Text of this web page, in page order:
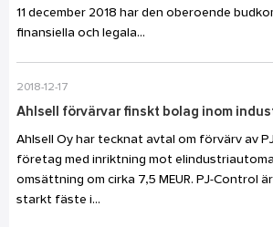
11 december 2018 har den oberoende
finansiella och legala...
2018-12-17
Ahlsell förvärvar finskt bolag inom
Ahlsell Oy har tecknat avtal om förvärv av
företag med inriktning mot
omsättning om cirka 7,5 MEUR. PJ-Control
starkt fäste i...